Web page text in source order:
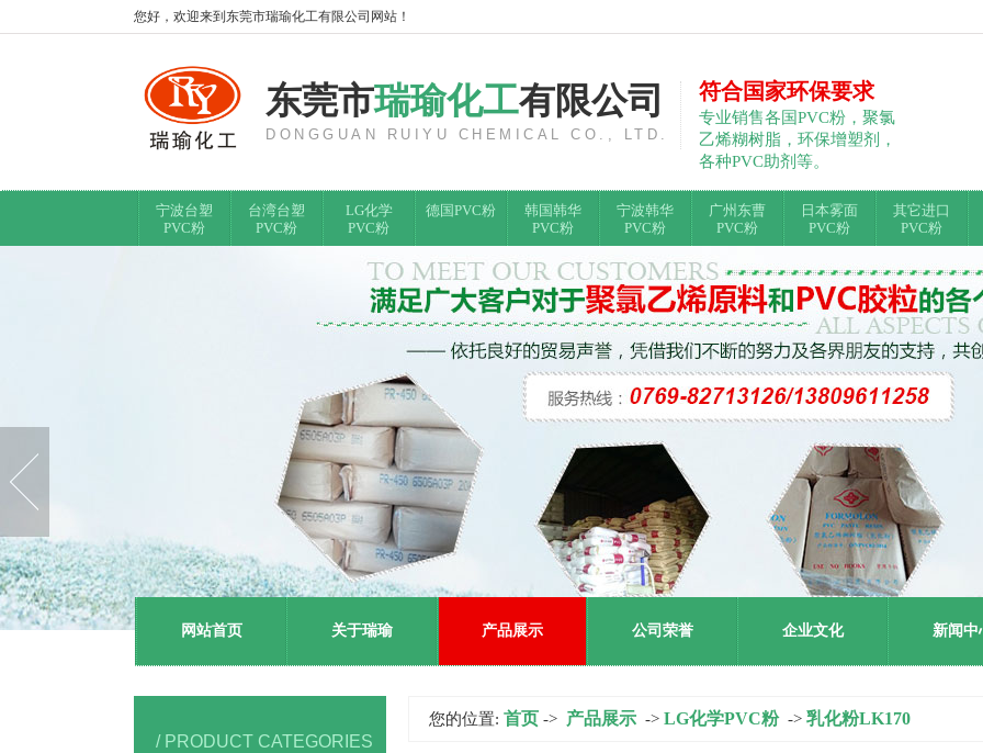
您好，欢迎来到东莞市瑞瑜化工有限公司网站！
东莞市瑞瑜化工有限公司
DONGGUAN RUIYU CHEMICAL CO., LTD.
符合国家环保要求
专业销售各国PVC粉，聚氯
乙烯糊树脂，环保增塑剂，
各种PVC助剂等。
宁波台塑
PVC粉
台湾台塑
PVC粉
LG化学
PVC粉
德国PVC粉
韩国韩华
PVC粉
宁波韩华
PVC粉
广州东曹
PVC粉
日本雾面
PVC粉
其它进口
PVC粉
网站首页 关于瑞瑜 产品展示 公司荣誉 企业文化 新闻中
/ PRODUCT CATEGORIES
您的位置: 首页 -> 产品展示 -> LG化学PVC粉-> 乳化粉LK170